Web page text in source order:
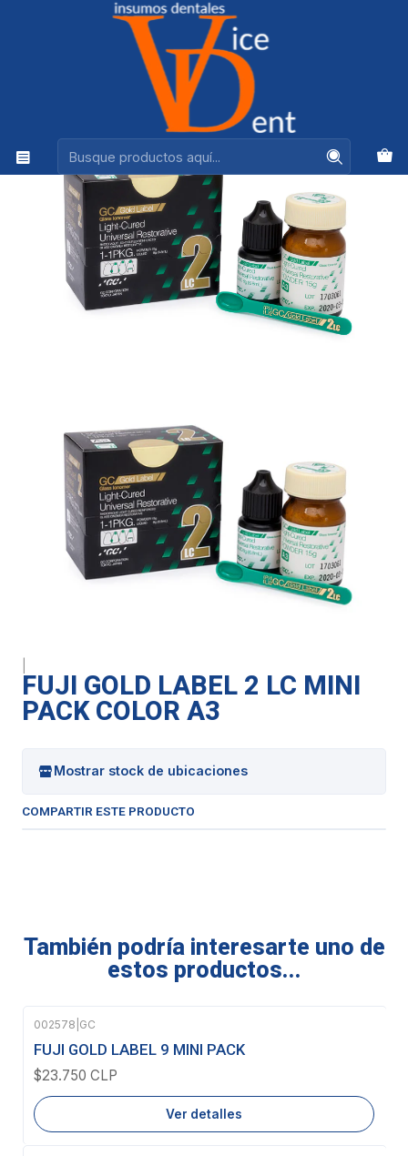
Ventas +56944575313
OPERATORIA Y ESTETICA
FUJI GOLD LABEL 2 LC MINI PACK COLOR A3
FUJI GOLD LABEL 2 LC MINI
PACK COLOR A3
Mostrar stock de ubicaciones
COMPARTIR ESTE PRODUCTO
También podría interesarte uno de
estos productos...
Agotado
002578 GC
FUJI GOLD LABEL 9 MINI PACK
$23.750 CLP
Ver detalles